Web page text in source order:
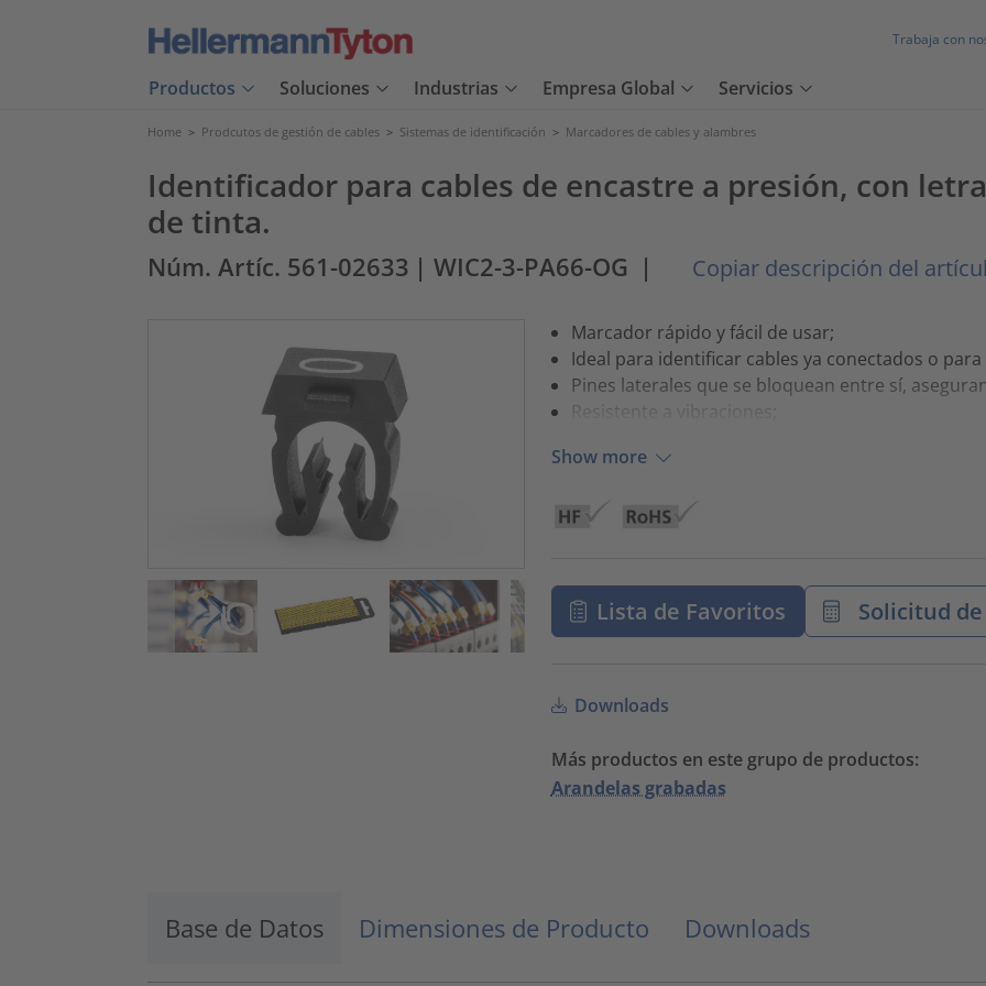
Trabaja con
Productos Soluciones Industrias Empresa Global Servicios
Home > Prodcutos de gestión de cables > Sistemas de identificación > Marcadores de cables y alambres
Identificador para cables de encastre a presión, con
de tinta.
Núm. Artíc. 561-02633 | WIC2-3-PA66-OG | Copiar descripción del
Marcador rápido y fácil de usar;
Ideal para identificar cables ya conectados o
Pines laterales que se bloquean entre sí,
Resistente a vibraciones;
Show more
Lista de Favoritos Solicitud
Downloads
Más productos en este grupo de productos:
Arandelas grabadas
Base de Datos Dimensiones de Producto Downloads